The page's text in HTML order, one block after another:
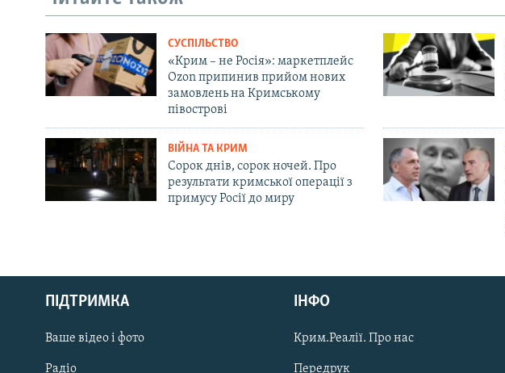
Русский
Qırımtatar
ДОЛУЧАЙСЯ!
СУСПІЛЬСТВО
«Крим – не Росія»: маркетплейс
Ozon припинив прийом нових
замовлень на Кримському
півострові
ВІЙНА ТА КРИМ
Сорок днів, сорок ночей. Про
результати кримської операції з
примусу Росії до миру
ПІДТРИМКА
Ваше відео і фото
Радіо
ІНФО
Крим.Реалії. Про нас
Передрук